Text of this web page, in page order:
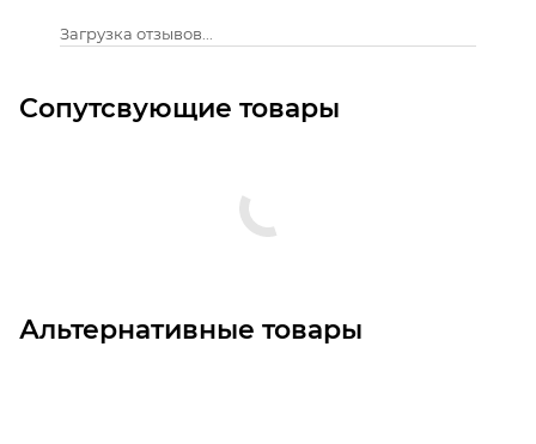
Загрузка отзывов...
Сопутсвующие товары
Альтернативные товары